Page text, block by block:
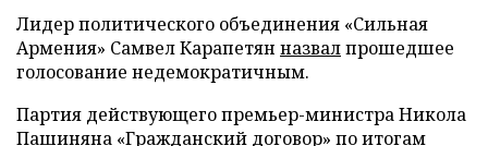
Лидер политического объединения «Сильная
Армения» Самвел Карапетян назвалпрошедшее
голосование недемократичным.
Партия действующего премьер-министра Никола
Пашиняна «Гражданский договор» по итогам